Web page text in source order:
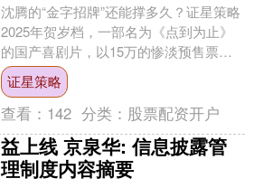
沈腾的“金字招牌”还能撑多久？证星策略
2025年贺岁档，一部名为《点到为止》
的国产喜剧片，以15万的惨淡预售票
房，提前宣告了自己的失败。这部电影
打着沈腾的旗号....
证星策略
查看： 142 分类： 股票配资开户
益上线 京泉华: 信息披露管
理制度内容摘要